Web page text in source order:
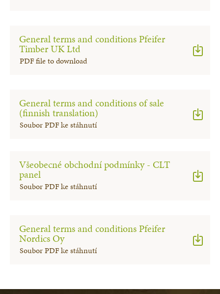
General terms and conditions Pfeifer
Timber UK Ltd
PDF file to download
General terms and conditions of sale
(finnish translation)
Soubor PDF ke stáhnutí
Všeobecné obchodní podmínky - CLT
panel
Soubor PDF ke stáhnutí
General terms and conditions Pfeifer
Nordics Oy
Soubor PDF ke stáhnutí